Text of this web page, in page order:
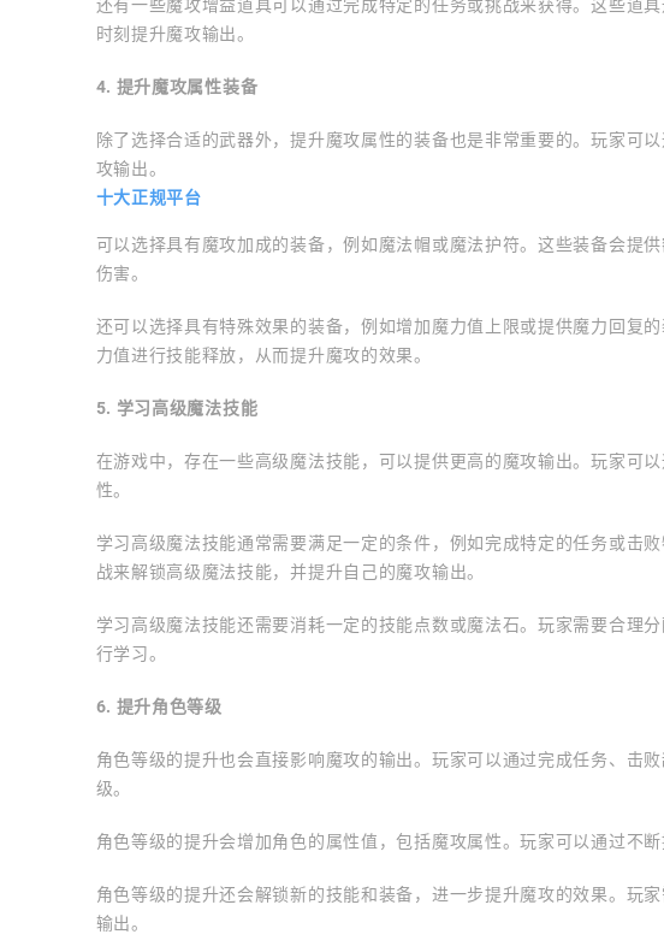
还有一些魔攻增益道具可以通过完成特定的任务或挑战来获得。这些道
时刻提升魔攻输出。
4. 提升魔攻属性装备
除了选择合适的武器外，提升魔攻属性的装备也是非常重要的。玩家可
攻输出。
十大正规平台
可以选择具有魔攻加成的装备，例如魔法帽或魔法护符。这些装备会提
伤害。
还可以选择具有特殊效果的装备，例如增加魔力值上限或提供魔力回复
力值进行技能释放，从而提升魔攻的效果。
5. 学习高级魔法技能
在游戏中，存在一些高级魔法技能，可以提供更高的魔攻输出。玩家可
性。
学习高级魔法技能通常需要满足一定的条件，例如完成特定的任务或击
战来解锁高级魔法技能，并提升自己的魔攻输出。
学习高级魔法技能还需要消耗一定的技能点数或魔法石。玩家需要合理
行学习。
6. 提升角色等级
角色等级的提升也会直接影响魔攻的输出。玩家可以通过完成任务、击
级。
角色等级的提升会增加角色的属性值，包括魔攻属性。玩家可以通过不
角色等级的提升还会解锁新的技能和装备，进一步提升魔攻的效果。玩
输出。